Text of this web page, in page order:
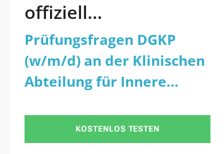
offiziell
aktualisiertes
Prüfungsfragen
DGKP (w/m/d) an der
Klinischen Abteilung
für Innere Medizin 2
Prüfungsfragen DGKP
(w/m/d) an der Klinischen
Abteilung für Innere
2 Land Niederösterreich -
PDF
KOSTENLOS TESTEN